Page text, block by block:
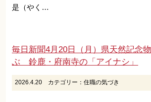
是（やく…
毎日新聞4月20日（月）県天然記念
ぶ 鈴鹿・府南寺の「アイナシ」
2026.4.20 カテゴリー：住職の気づき